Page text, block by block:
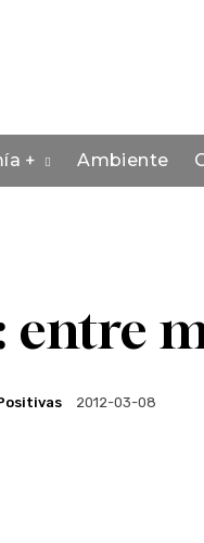
+ Ambiente
entre
2012-03-08